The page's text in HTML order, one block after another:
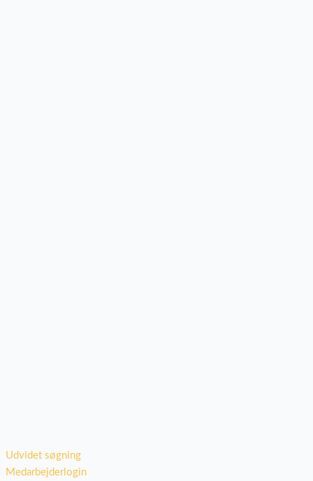
Udvidet søgning
Medarbejderlogin